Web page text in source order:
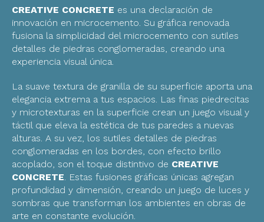
CREATIVE CONCRETE es una declaración de
innovación en microcemento. Su gráfica renovada
fusiona la simplicidad del microcemento con sutiles
detalles de piedras conglomeradas, creando una
experiencia visual única.
La suave textura de granilla de su superficie aporta una
elegancia extrema a tus espacios. Las finas piedrecitas
y microtexturas en la superficie crean un juego visual y
táctil que eleva la estética de tus paredes a nuevas
alturas. A su vez, los sutiles detalles de piedras
conglomeradas en los bordes, con efecto brillo
acoplado, son el toque distintivo de CREATIVE
CONCRETE . Estas fusiones gráficas únicas agregan
profundidad y dimensión, creando un juego de luces y
sombras que transforman los ambientes en obras de
arte en constante evolución.